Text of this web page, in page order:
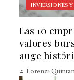
INVERSIONES
Las 10
valores
auge
Lorenza